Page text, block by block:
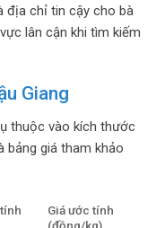
địa chỉ tin cậy cho bà
lân cận khi tìm kiếm
Giang
thuộc vào kích thước
bảng giá tham khảo
Giá ước tính